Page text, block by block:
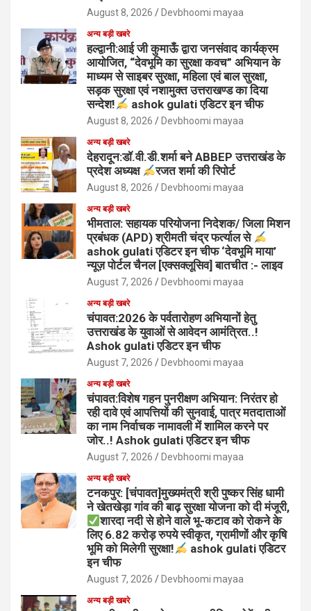
August 8, 2026 Devbhoomi mayaa
अन्य बड़ी खबरे
हल्द्वानी:आई जी कुमाऊँ द्वारा जनसंवाद कार्यक्रम
आयोजित, “देवभूमि का सुरक्षा कवच” अभियान के
माध्यम से साइबर सुरक्षा, महिला एवं बाल सुरक्षा,
सड़क सुरक्षा एवं नशामुक्त उत्तराखण्ड का दिया
सन्देश!
ashok gulati एडिटर इन चीफ
August 8, 2026 Devbhoomi mayaa
अन्य बड़ी खबरे
देहरादून:डॉ.वी.डी.शर्मा बने ABBEP उत्तराखंड के
प्रदेश अध्यक्ष
रजत शर्मा की रिपोर्ट
August 8, 2026 Devbhoomi mayaa
अन्य बड़ी खबरे
भीमताल: सहायक परियोजना निदेशक/ जिला मिशन
प्रबंधक (APD) श्रीमती चंद्र फर्त्याल से
ashok gulati एडिटर इन चीफ ‘देवभूमि माया’
न्यूज़ पोर्टल चैनल [एक्सक्लूसिव] बातचीत :- लाइव
August 7, 2026 Devbhoomi mayaa
अन्य बड़ी खबरे
चंपावत:2026 के पर्वतारोहण अभियानों हेतु
उत्तराखंड के युवाओं से आवेदन आमंत्रित..!
Ashok gulati एडिटर इन चीफ
August 7, 2026 Devbhoomi mayaa
अन्य बड़ी खबरे
चंपावत:विशेष गहन पुनरीक्षण अभियान: निरंतर हो
रही दावे एवं आपत्तियों की सुनवाई, पात्र मतदाताओं
का नाम निर्वाचक नामावली में शामिल करने पर
जोर..! Ashok gulati एडिटर इन चीफ
August 7, 2026 Devbhoomi mayaa
अन्य बड़ी खबरे
टनकपुर: [चंपावत]मुख्यमंत्री श्री पुष्कर सिंह धामी
ने खेतखेड़ा गांव की बाढ़ सुरक्षा योजना को दी मंजूरी,
शारदा नदी से होने वाले भू-कटाव को रोकने के
लिए 6.82 करोड़ रुपये स्वीकृत, ग्रामीणों और कृषि
भूमि को मिलेगी सुरक्षा!
ashok gulati एडिटर
इन चीफ
August 7, 2026 Devbhoomi mayaa
अन्य बड़ी खबरे